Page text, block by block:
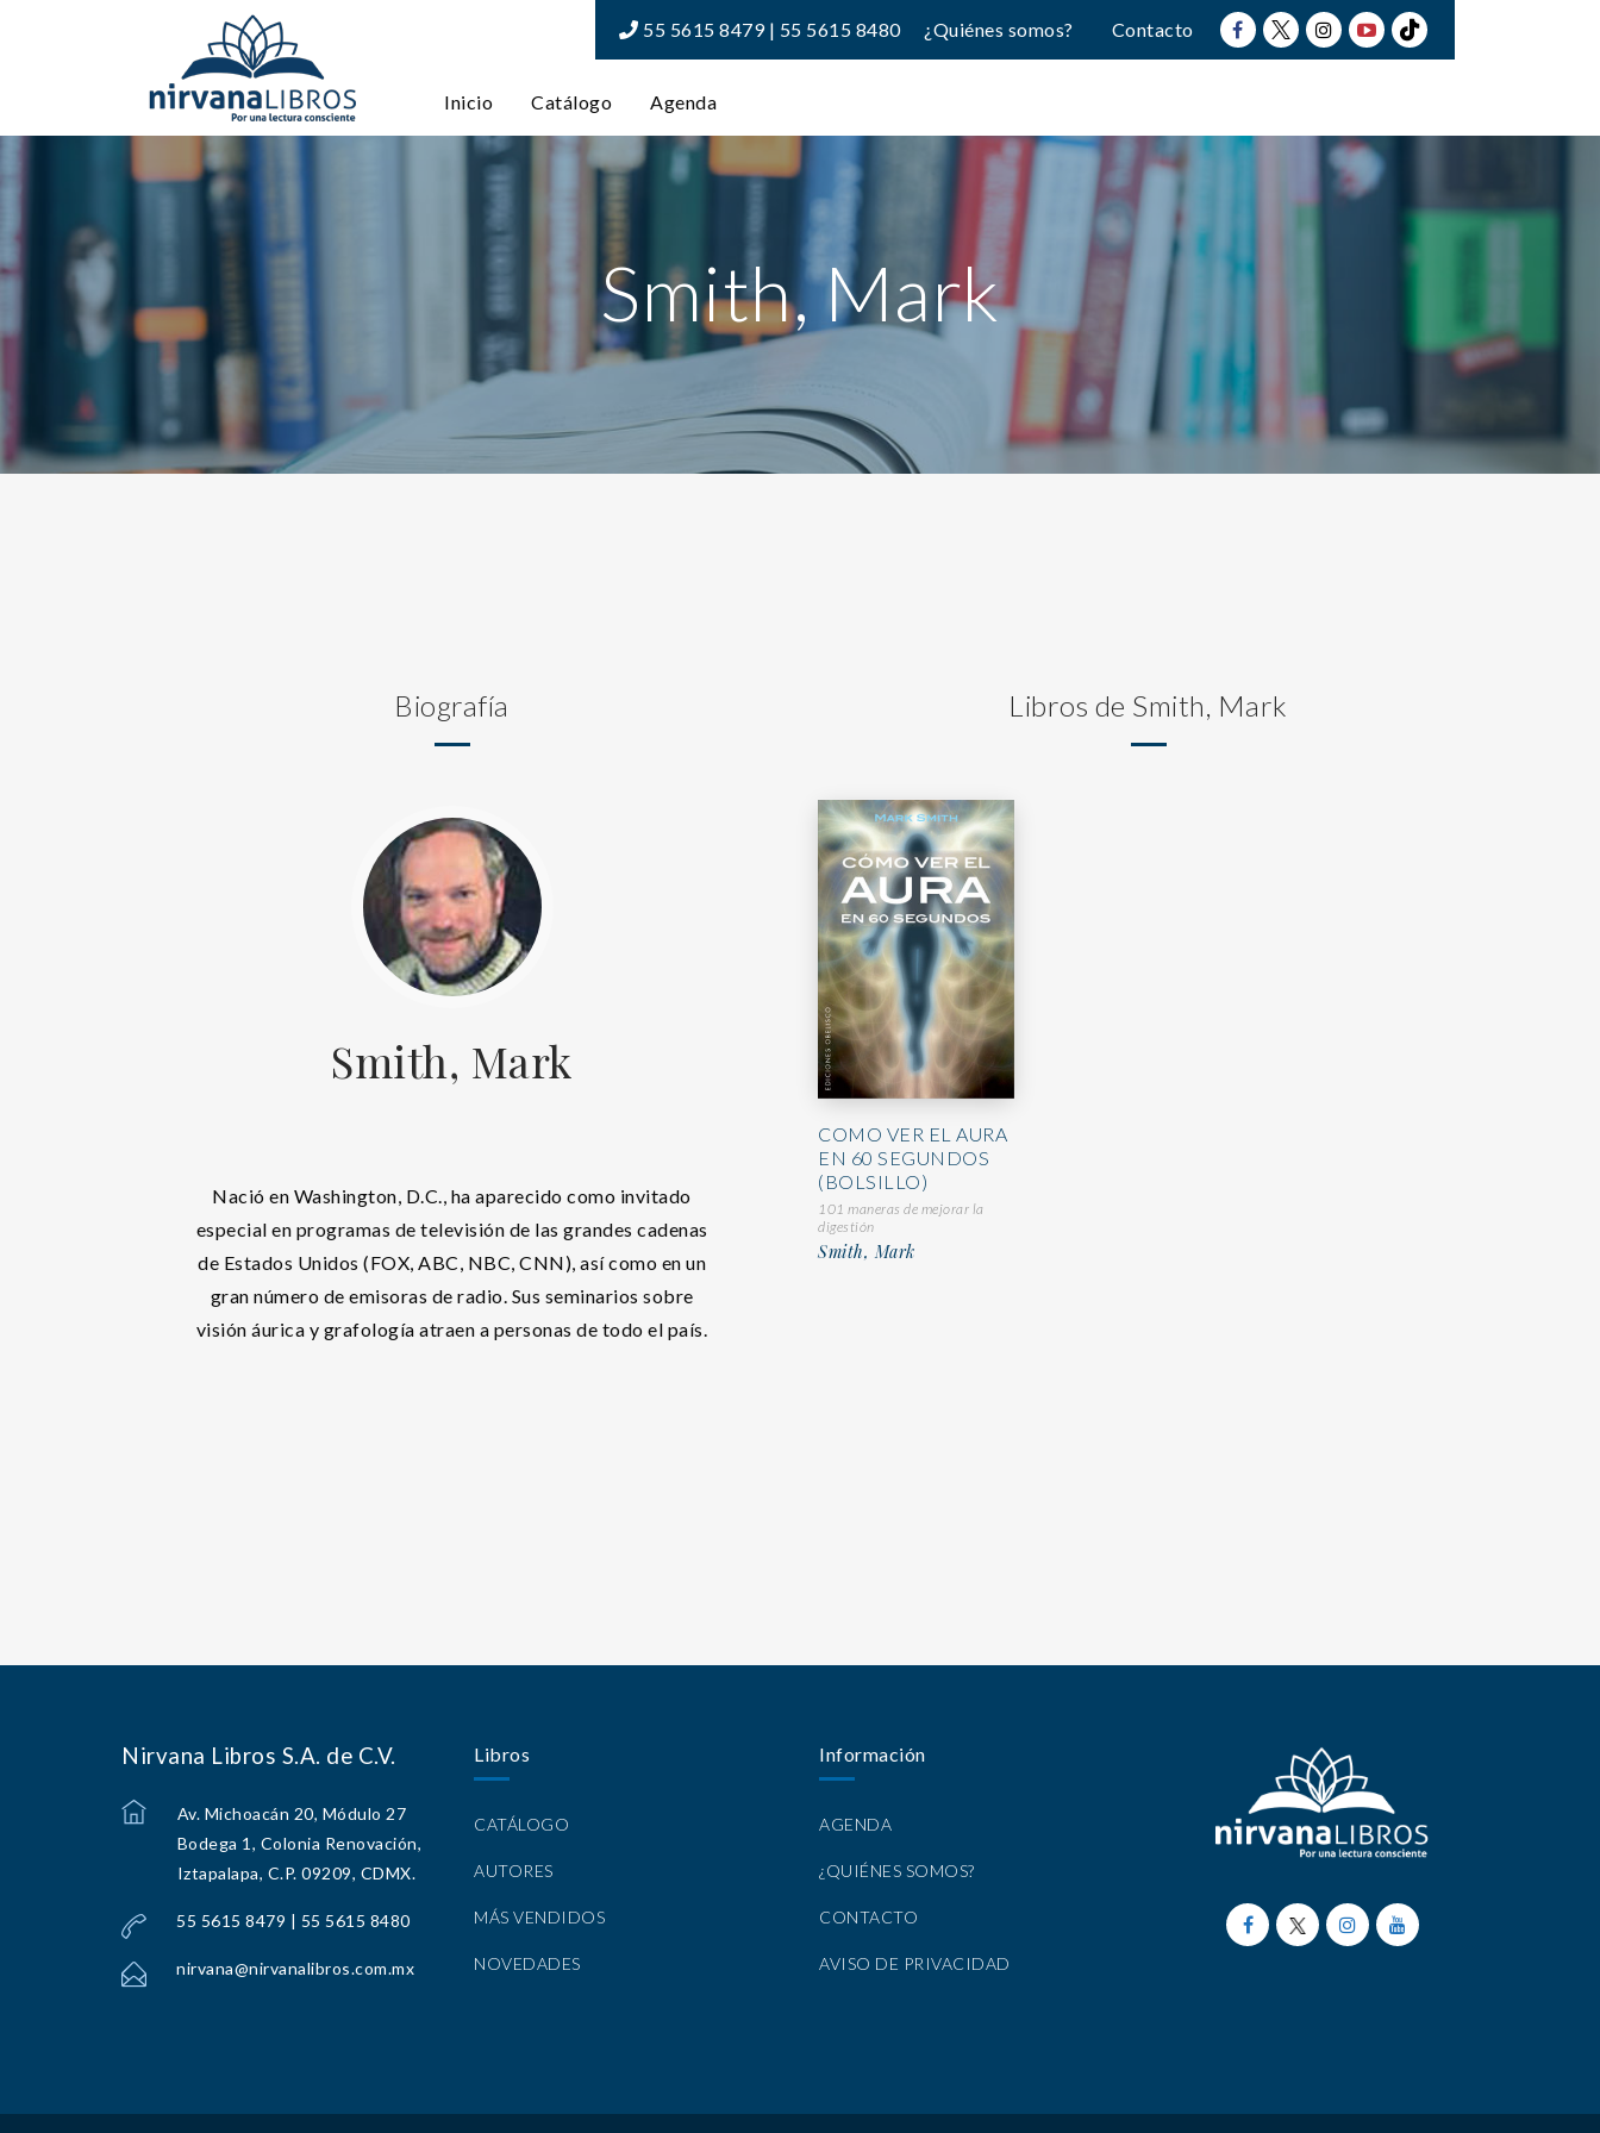
55 5615 8479 | 55 5615 8480 ¿Quiénes somos? Contacto
Inicio Catálogo Agenda
Smith, Mark
Biografía
Smith, Mark
Nació en Washington, D.C., ha aparecido como invitado
especial en programas de televisión de las grandes cadenas
de Estados Unidos (FOX, ABC, NBC, CNN), así como en un
gran número de emisoras de radio. Sus seminarios sobre
visión áurica y grafología atraen a personas de todo el país.
Libros de Smith, Mark
COMO VER EL AURA
EN 60 SEGUNDOS
(BOLSILLO)
101 maneras de mejorar la
digestión
Smith, Mark
Nirvana Libros S.A. de C.V.
Av. Michoacán 20, Módulo 27
Bodega 1, Colonia Renovación,
Iztapalapa, C.P. 09209, CDMX.
55 5615 8479 | 55 5615 8480
nirvana@nirvanalibros.com.mx
Libros
CATÁLOGO
AUTORES
MÁS VENDIDOS
NOVEDADES
Información
AGENDA
¿QUIÉNES SOMOS?
CONTACTO
AVISO DE PRIVACIDAD